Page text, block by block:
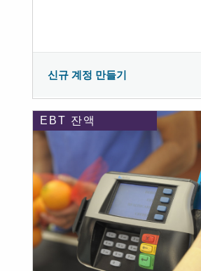
신규 계정 만들기
EBT 잔액